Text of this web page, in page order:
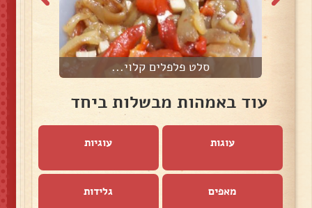
סלט פלפלים קלוי...
עוד באמהות מבשלות ביחד
עוגות עוגיות
מאפים גלידות